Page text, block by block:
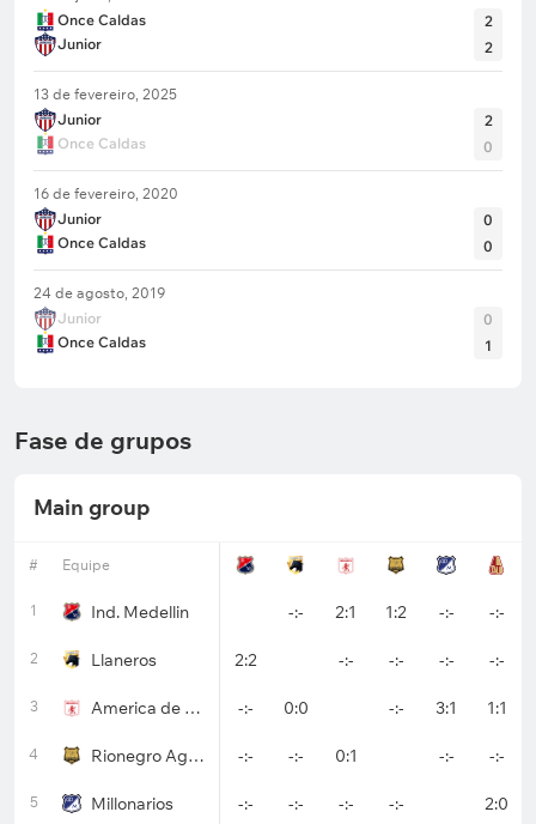
Once Caldas
Junior
2
2
13 de fevereiro, 2025
Junior
Once Caldas
2
0
16 de fevereiro, 2020
Junior
Once Caldas
0
0
24 de agosto, 2019
Junior
Once Caldas
0
1
Fase de grupos
Main group
# Equipe
1 Ind. Medellin -:- 2:1 1:2 -:- -:-
2 Llaneros 2:2 -:- -:- -:- -:-
3 America de Cali -:- 0:0 -:- 3:1 1:1
4 Rionegro Aguilas -:- -:- 0:1 -:- -:-
5 Millonarios -:- -:- -:- -:- 2:0